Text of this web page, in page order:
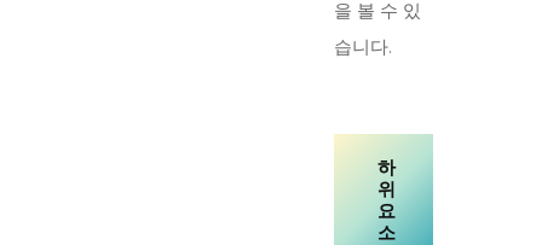
을 볼 수 있
습니다.
하
위
요
소